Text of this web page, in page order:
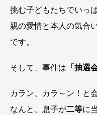
挑む子どもたちでいっ
親の愛情と本人の気合
です。
そして、事件は 「抽選
カラン、カラ～ン！と
なんと、息子が二等に